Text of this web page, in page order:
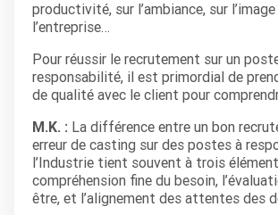
productivité, sur l’ambiance, sur
l’entreprise…
Pour réussir le recrutement sur un
responsabilité, il est primordial de
de qualité avec le client pour
M.K. : La différence entre un bon
erreur de casting sur des postes à
l’Industrie tient souvent à trois
compréhension fine du besoin,
être, et l’alignement des attentes des